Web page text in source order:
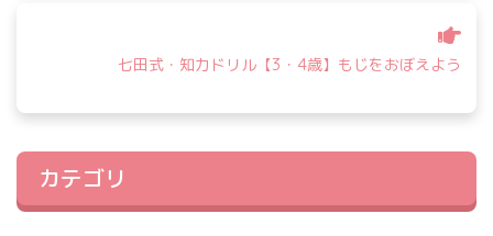
ン
七田式・知力ドリル【3・4歳】もじをおぼえよう
カテゴリ